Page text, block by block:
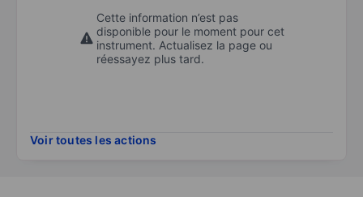
Cette information n’est pas
disponible pour le moment pour cet
instrument. Actualisez la page ou
réessayez plus tard.
Voir toutes les actions